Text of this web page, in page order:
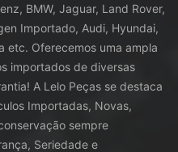
BMW, Jaguar, Land Rover,
Importado, Audi, Hyundai,
etc. Oferecemos uma ampla
importados de diversas
A Lelo Peças se destaca
Importadas, Novas,
sempre
Seriedade e